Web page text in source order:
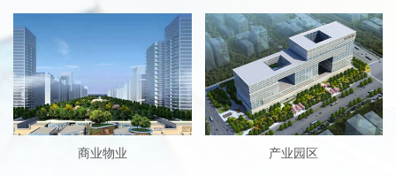
商业物业 产业园区